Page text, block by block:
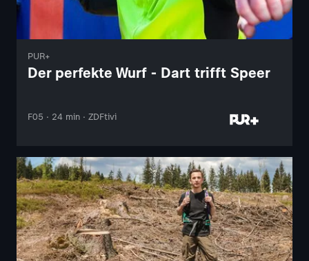
PUR+
Der perfekte Wurf - Dart trifft Speer
F05 · 24 min · ZDFtivi